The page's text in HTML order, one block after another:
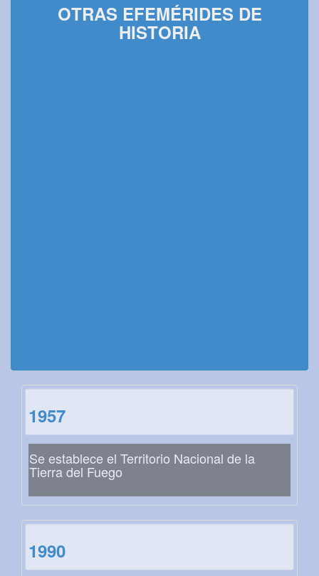
OTRAS EFEMÉRIDES DE
HISTORIA
1957
Se establece el Territorio Nacional de la
Tierra del Fuego
1990